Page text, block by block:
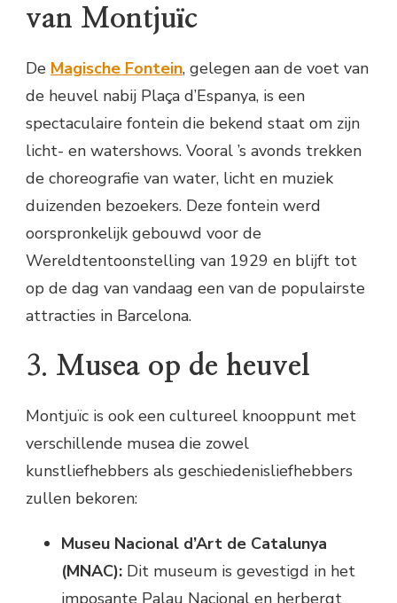
van Montjuïc
De Magische Fontein, gelegen aan de voet van
de heuvel nabij Plaça d’Espanya, is een
spectaculaire fontein die bekend staat om zijn
licht- en watershows. Vooral ’s avonds trekken
de choreografie van water, licht en muziek
duizenden bezoekers. Deze fontein werd
oorspronkelijk gebouwd voor de
Wereldtentoonstelling van 1929 en blijft tot
op de dag van vandaag een van de populairste
attracties in Barcelona.
3. Musea op de heuvel
Montjuïc is ook een cultureel knooppunt met
verschillende musea die zowel
kunstliefhebbers als geschiedenisliefhebbers
zullen bekoren:
Museu Nacional d’Art de Catalunya
(MNAC): Dit museum is gevestigd in het
imposante Palau Nacional en herbergt